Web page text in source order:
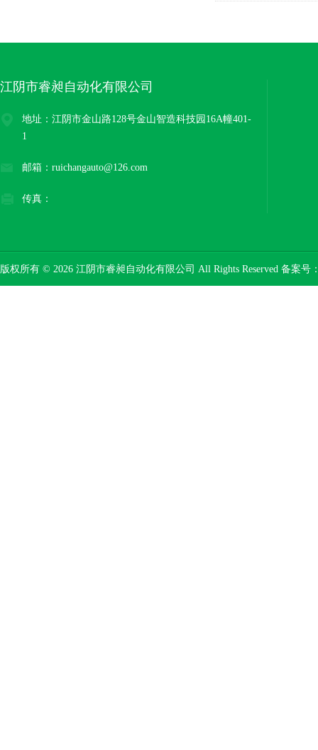
江阴市睿昶自动化有限公司
地址：江阴市金山路128号金山智造科技园16A幢401-
1
邮箱：ruichangauto@126.com
传真：
版权所有 © 2026 江阴市睿昶自动化有限公司 All Rights Reserved 备案号